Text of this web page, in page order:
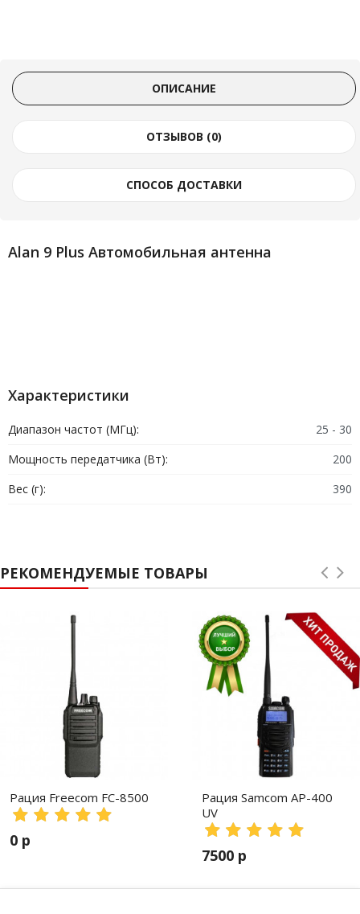
ОПИСАНИЕ
ОТЗЫВОВ (0)
СПОСОБ ДОСТАВКИ
Alan 9 Plus Автомобильная антенна
Характеристики
Диапазон частот (МГц):
25 - 30
Мощность передатчика (Вт):
200
Вес (г):
390
РЕКОМЕНДУЕМЫЕ ТОВАРЫ
Рация Freecom FC-8500
0 р
Рация Samcom AP-400
UV
7500 р